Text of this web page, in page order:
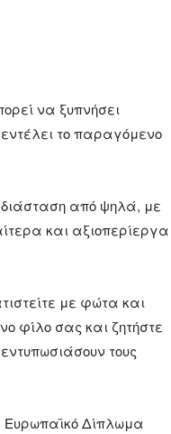
να ξυπνήσει
το παραγόμενο
διάσταση από ψηλά, με
και αξιοπερίεργα
με φώτα και
φίλο σας και ζητήστε
τους
Ευρωπαϊκό Δίπλωμα